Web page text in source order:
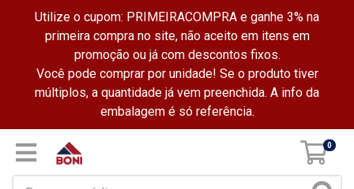
Utilize o cupom: PRIMEIRACOMPRA e ganhe 3% na
primeira compra no site, não aceito em itens em
promoção ou já com descontos fixos.
Você pode comprar por unidade! Se o produto tiver
múltiplos, a quantidade já vem preenchida. A info da
embalagem é só referência.
0